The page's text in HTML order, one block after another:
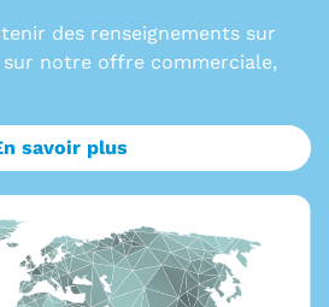
des renseignements sur
notre offre commerciale,
savoir plus